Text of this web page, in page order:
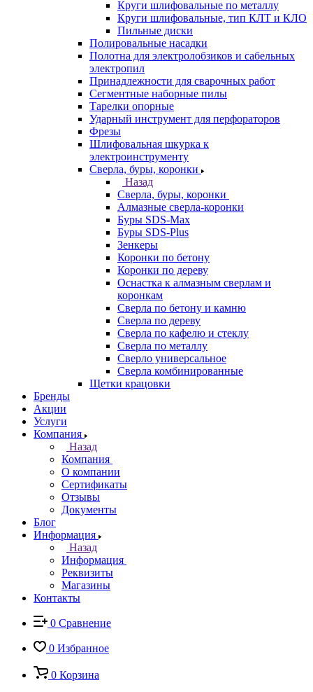
Круги шлифовальные по металлу
Круги шлифовальные, тип КЛТ и КЛО
Пильные диски
Полировальные насадки
Полотна для электролобзиков и сабельных
электропил
Принадлежности для сварочных работ
Сегментные наборные пилы
Тарелки опорные
Ударный инструмент для перфораторов
Фрезы
Шлифовальная шкурка к
электроинструменту
Сверла, буры, коронки
Назад
Сверла, буры, коронки
Алмазные сверла-коронки
Буры SDS-Max
Буры SDS-Plus
Зенкеры
Коронки по бетону
Коронки по дереву
Оснастка к алмазным сверлам и
коронкам
Сверла по бетону и камню
Сверла по дереву
Сверла по кафелю и стеклу
Сверла по металлу
Сверло универсальное
Сверла комбинированные
Щетки крацовки
Бренды
Акции
Услуги
Компания
Назад
Компания
О компании
Сертификаты
Отзывы
Документы
Блог
Информация
Назад
Информация
Реквизиты
Магазины
Контакты
0 Сравнение
0 Избранное
0 Корзина